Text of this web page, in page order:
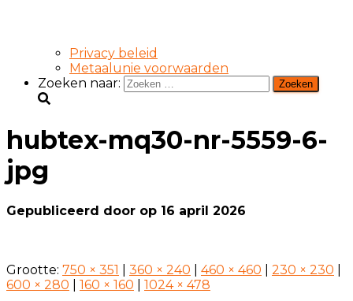
Privacy beleid
Metaalunie voorwaarden
Zoeken naar:
hubtex-mq30-nr-5559-6-
jpg
Gepubliceerd door op 16 april 2026
Grootte: 750 × 351 360 × 240 460 × 460 230 × 230
600 × 280
160 × 160 1024 × 478